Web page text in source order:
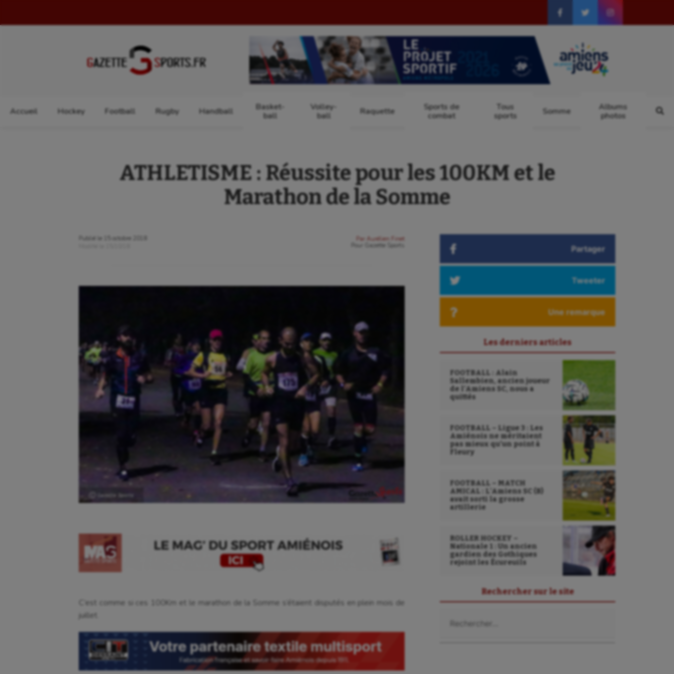
Accueil Hockey Football Rugby Handball
Basket-
ball
Volley-
ball
Raquette
Sports de
combat
Tous
sports
Somme
Albums
photos
ATHLETISME : Réussite pour les 100KM et le
Marathon de la Somme
Publié le
15 octobre 2018
Par
Aurélien Finet
Gazette Sports
Ⓒ Gazette Sports
C’est comme si ces 100Km et le marathon de la Somme s’étaient disputés en plein mois de
juillet.
Partager
Tweeter
Une remarque
Les derniers articles
FOOTBALL : Alain
Sallembien, ancien joueur
de l’Amiens SC, nous a
quittés
FOOTBALL – Ligue 3 : Les
Amiénois ne méritaient
pas mieux qu’un point à
Fleury
FOOTBALL – MATCH
AMICAL : L’Amiens SC (B)
avait sorti la grosse
artillerie
ROLLER HOCKEY –
Nationale 1 : Un ancien
gardien des Gothiques
rejoint les Écureuils
Rechercher sur le site